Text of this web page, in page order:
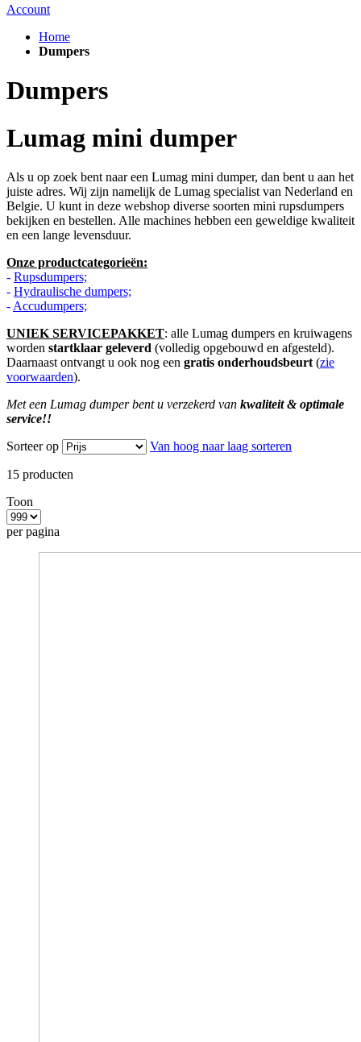
Account
Home
Dumpers
Dumpers
Lumag mini dumper
Als u op zoek bent naar een Lumag mini dumper, dan bent u aan het
juiste adres. Wij zijn namelijk de Lumag specialist van Nederland en
Belgie. U kunt in deze webshop diverse soorten mini rupsdumpers
bekijken en bestellen. Alle machines hebben een geweldige kwaliteit
en een lange levensduur.
Onze productcategorieën:
- Rupsdumpers;
- Hydraulische dumpers;
- Accudumpers;
UNIEK SERVICEPAKKET: alle Lumag dumpers en kruiwagens
worden startklaar geleverd (volledig opgebouwd en afgesteld).
Daarnaast ontvangt u ook nog een gratis onderhoudsbeurt (zie
voorwaarden).
Met een Lumag dumper bent u verzekerd van kwaliteit & optimale
service!!
Sorteer op
Van hoog naar laag sorteren
15 producten
Toon
per pagina